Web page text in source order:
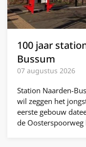
100 jaar
Bussum
07 augustus 2026
Station Naarden-
wil zeggen het
eerste gebouw
de